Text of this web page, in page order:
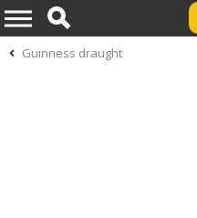
Guinness draught